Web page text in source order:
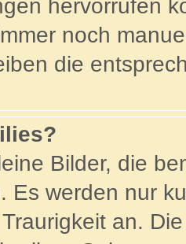
hervorrufen
noch
die
Bilder, die
Es werden nur
an.